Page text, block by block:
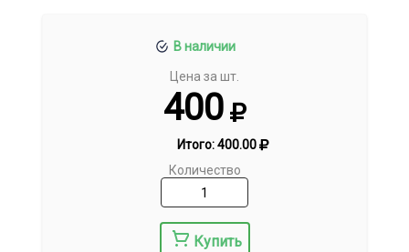
В наличии
Цена за шт.
400
Итого:400.00
Количество
Купить